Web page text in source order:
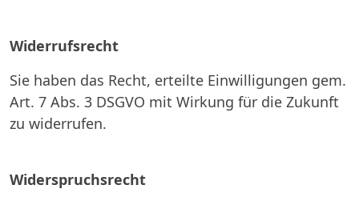
Widerrufsrecht
Sie haben das Recht, erteilte Einwilligungen gem.
Art. 7 Abs. 3 DSGVO mit Wirkung für die Zukunft
zu widerrufen.
Widerspruchsrecht